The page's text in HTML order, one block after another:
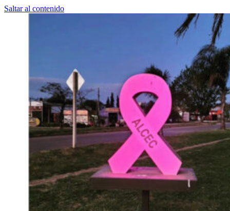
Saltar al contenido